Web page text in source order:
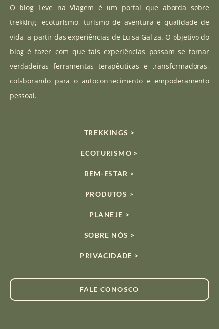
t
a
g
a
m
t
u
b
t
o
k
O blog Leve na Viagem é um portal que aborda sobre
trekking, ecoturismo, turismo de aventura e qualidade de
vida, a partir das experiências de Luisa Galiza. O objetivo do
blog é fazer com que tais experiências possam se tornar
verdadeiras ferramentas terapêuticas e transformadoras,
colaborando para o autoconhecimento e empoderamento
pessoal.
TREKKINGS >
ECOTURISMO >
BEM-ESTAR >
PRODUTOS >
PLANEJE >
SOBRE NÓS >
PRIVACIDADE >
FALE CONOSCO